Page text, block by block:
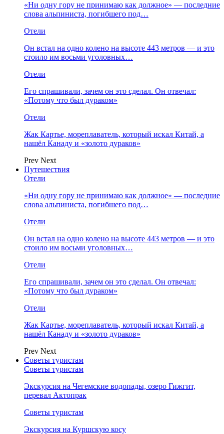
«Ни одну гору не принимаю как должное» — последние
слова альпиниста, погибшего под…
Отели
Он встал на одно колено на высоте 443 метров — и это
стоило им восьми уголовных…
Отели
Его спрашивали, зачем он это сделал. Он отвечал:
«Потому что был дураком»
Отели
Жак Картье, мореплаватель, который искал Китай, а
нашёл Канаду и «золото дураков»
Prev Next
Путешествия
Отели
«Ни одну гору не принимаю как должное» — последние
слова альпиниста, погибшего под…
Отели
Он встал на одно колено на высоте 443 метров — и это
стоило им восьми уголовных…
Отели
Его спрашивали, зачем он это сделал. Он отвечал:
«Потому что был дураком»
Отели
Жак Картье, мореплаватель, который искал Китай, а
нашёл Канаду и «золото дураков»
Prev Next
Советы туристам
Советы туристам
Экскурсия на Чегемские водопады, озеро Гижгит,
перевал Актопрак
Советы туристам
Экскурсия на Куршскую косу